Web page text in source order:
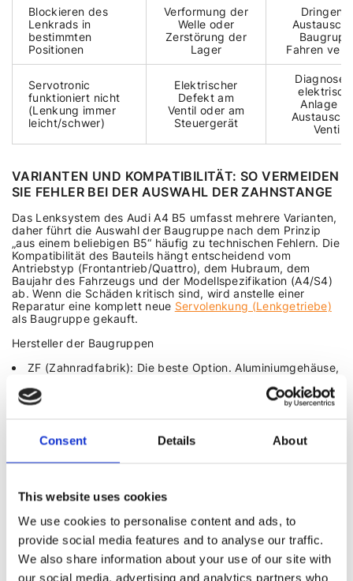
Consent Details About
This website uses cookies
We use cookies to personalise content and ads, to
provide social media features and to analyse our traffic.
We also share information about your use of our site with
our social media, advertising and analytics partners who
Blockieren des
Lenkrads in
bestimmten
Positionen
Verformung der
Welle oder
Zerstörung der
Lager
Austausch
Fahren
Servotronic
funktioniert nicht
(Lenkung immer
leicht/schwer)
Elektrischer
Defekt am
Ventil oder am
Steuergerät
Diagnose
Anlage
Austausch
Ventils
VARIANTEN UND KOMPATIBILITÄT: SO VERMEIDEN
SIE FEHLER BEI DER AUSWAHL DER ZAHNSTANGE
Das Lenksystem des Audi A4 B5 umfasst mehrere Varianten,
daher führt die Auswahl der Baugruppe nach dem Prinzip
„aus einem beliebigen B5“ häufig zu technischen Fehlern. Die
Kompatibilität des Bauteils hängt entscheidend vom
Antriebstyp (Frontantrieb/Quattro), dem Hubraum, dem
Baujahr des Fahrzeugs und der Modellspezifikation (A4/S4)
ab. Wenn die Schäden kritisch sind, wird anstelle einer
Reparatur eine komplett neue Servolenkung (Lenkgetriebe)
als Baugruppe gekauft.
Hersteller der Baugruppen
ZF (Zahnradfabrik): Die beste Option. Aluminiumgehäuse,
umfassendsten Reparatursätze erhältlich.
wasserempfindlich ist. Wenn die Staubmanschette reißt,
Zahnstangen, benötigen jedoch eigene, nicht mit anderen
Marken kompatible Ersatzteile.
FAKTOREN, DIE DIE KOMPATIBILITÄT
BEEINFLUSSEN